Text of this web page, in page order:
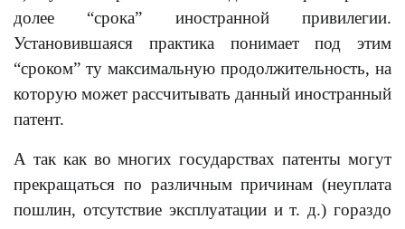
долее “срока” иностранной привилегии.
Установившаяся практика понимает под этим
“сроком” ту максимальную продолжительность, на
которую может рассчитывать данный иностранный
патент.
А так как во многих государствах патенты могут
прекращаться по различным причинам (неуплата
пошлин, отсутствие эксплуатации и т. д.) гораздо